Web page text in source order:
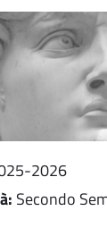
2026
: Secondo